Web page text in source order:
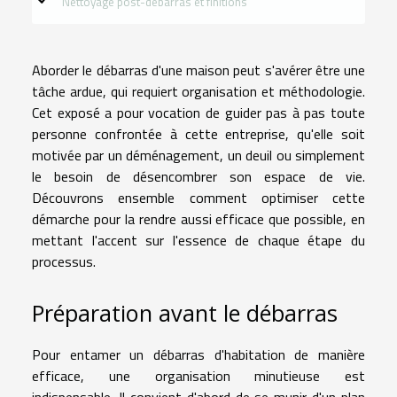
Aborder le débarras d'une maison peut s'avérer être une
tâche ardue, qui requiert organisation et méthodologie.
Cet exposé a pour vocation de guider pas à pas toute
personne confrontée à cette entreprise, qu'elle soit
motivée par un déménagement, un deuil ou simplement
le besoin de désencombrer son espace de vie.
Découvrons ensemble comment optimiser cette
démarche pour la rendre aussi efficace que possible, en
mettant l'accent sur l'essence de chaque étape du
processus.
Préparation avant le débarras
Pour entamer un débarras d'habitation de manière
efficace, une organisation minutieuse est